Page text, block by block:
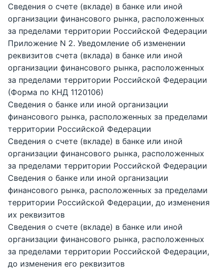
Сведения о счете (вкладе) в банке или иной
организации финансового рынка, расположенных
за пределами территории Российской Федерации
Приложение N 2. Уведомление об изменении
реквизитов счета (вклада) в банке или иной
организации финансового рынка, расположенных
за пределами территории Российской Федерации
(Форма по КНД 1120106)
Сведения о банке или иной организации
финансового рынка, расположенных за пределами
территории Российской Федерации
Сведения о счете (вкладе) в банке или иной
организации финансового рынка, расположенных
за пределами территории Российской Федерации
Сведения о банке или иной организации
финансового рынка, расположенных за пределами
территории Российской Федерации, до изменения
их реквизитов
Сведения о счете (вкладе) в банке или иной
организации финансового рынка, расположенных
за пределами территории Российской Федерации,
до изменения его реквизитов